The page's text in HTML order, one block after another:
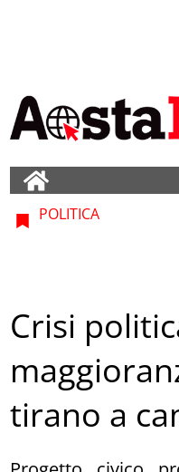
POLITICA
Crisi
tirano a